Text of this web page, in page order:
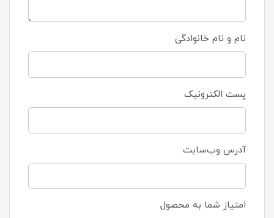
نام و نام خانوادگی
پست الکترونیک
آدرس وب‌سایت
امتیاز شما به محصول